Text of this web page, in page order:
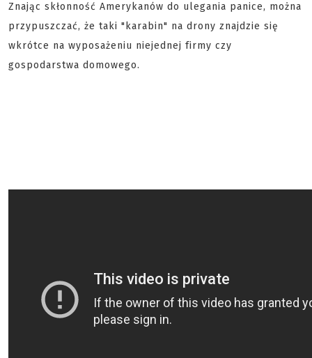
Znając skłonność Amerykanów do ulegania panice, można
przypuszczać, że taki "karabin" na drony znajdzie się
wkrótce na wyposażeniu niejednej firmy czy
gospodarstwa domowego.